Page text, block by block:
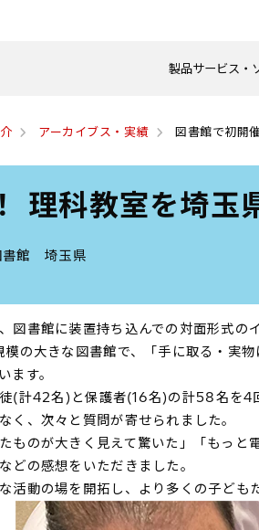
製品サービス・
アーカイブス・実績 図書館で初開
理科教室を埼玉
書館 埼玉県
図書館に装置持ち込んでの対面形式
の大きな図書館で、「手に取る・実
ます。
(計42名)と保護者(16名)の計58名を4
く、次々と質問が寄せられました。
ものが大きく見えて驚いた」「もっ
どの感想をいただきました。
活動の場を開拓し、より多くの子ども